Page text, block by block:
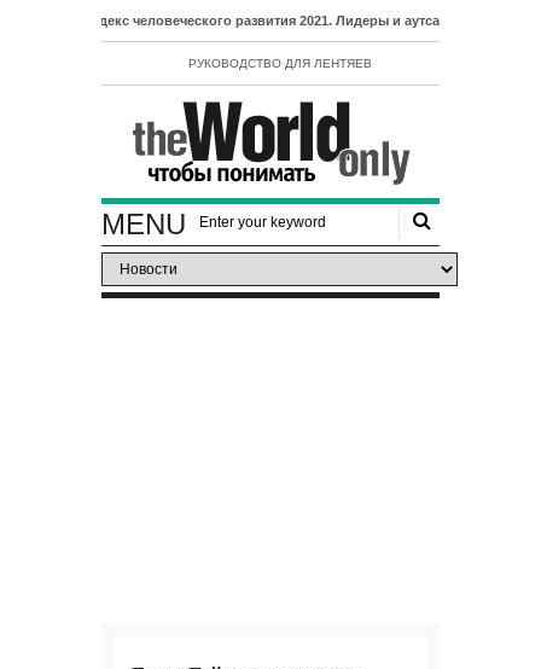
- Индекс человеческого развития 2021. Лидеры и аутсайдеры рейтинга ИЧР
РУКОВОДСТВО ДЛЯ ЛЕНТЯЕВ
MENU